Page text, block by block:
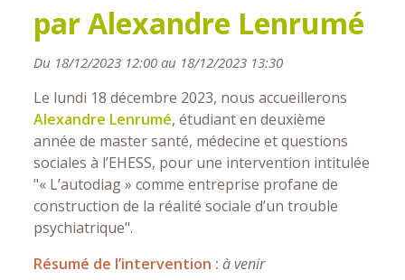
par Alexandre Lenrumé
Du 18/12/2023 12:00 au 18/12/2023 13:30
Le lundi 18 décembre 2023, nous accueillerons
Alexandre Lenrumé, étudiant en deuxième
année de master santé, médecine et questions
sociales à l’EHESS, pour une intervention intitulée
"« L’autodiag » comme entreprise profane de
construction de la réalité sociale d’un trouble
psychiatrique".
Résumé de l’intervention : à venir